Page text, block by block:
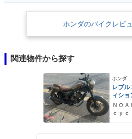
ホンダのバイクレビ
関連物件から探す
ホンダ
レブ
ィショ
ＮＯ
ｃｙ